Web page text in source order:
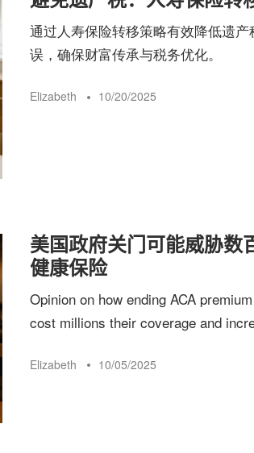
通过人寿保险转移策略有效降低遗
误，确保财富传承与税务优化。
Elizabeth 10/20/2025
美国政府关门可能威胁数
健康保险
Opinion on how ending ACA
cost millions their coverage and
Elizabeth 10/05/2025